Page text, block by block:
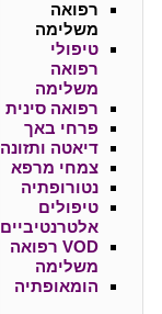
רפואה
משלימה
טיפולי
רפואה
משלימה
רפואה סינית
פרחי באך
דיאטה ותזונה
צמחי מרפא
נטורופתיה
טיפולים
אלטרנטיביים
VOD רפואה
משלימה
הומאופתיה